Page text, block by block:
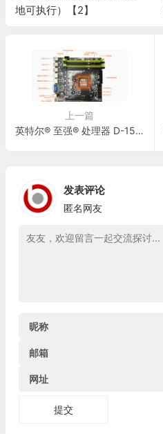
地可执行）【2】
上一篇
英特尔® 至强® 处理器 D-1581 24M 高速缓存， 1.80 GHz
发表评论
匿名网友
昵称
邮箱
网址
提交